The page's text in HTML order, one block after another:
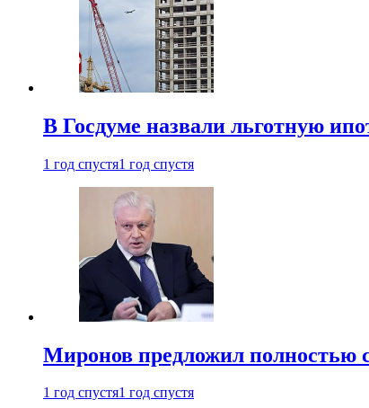
В Госдуме назвали льготную
1 год спустя1 год спустя
Миронов предложил полностью
1 год спустя1 год спустя